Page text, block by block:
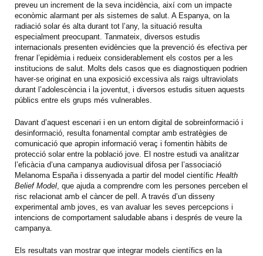
preveu un increment de la seva incidència, així com un impacte
econòmic alarmant per als sistemes de salut. A Espanya, on la
radiació solar és alta durant tot l’any, la situació resulta
especialment preocupant. Tanmateix, diversos estudis
internacionals presenten evidències que la prevenció és efectiva per
frenar l’epidèmia i redueix considerablement els costos per a les
institucions de salut. Molts dels casos que es diagnostiquen podrien
haver-se originat en una exposició excessiva als raigs ultraviolats
durant l’adolescència i la joventut, i diversos estudis situen aquests
públics entre els grups més vulnerables.
Davant d’aquest escenari i en un entorn digital de sobreinformació i
desinformació, resulta fonamental comptar amb estratègies de
comunicació que apropin informació veraç i fomentin hàbits de
protecció solar entre la població jove. El nostre estudi va analitzar
l’eficàcia d’una campanya audiovisual difosa per l’associació
Melanoma España i dissenyada a partir del model científic Health
Belief Model, que ajuda a comprendre com les persones perceben el
risc relacionat amb el càncer de pell. A través d’un disseny
experimental amb joves, es van avaluar les seves percepcions i
intencions de comportament saludable abans i després de veure la
campanya.
Els resultats van mostrar que integrar models científics en la